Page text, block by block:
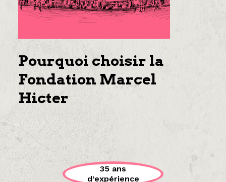
Pourquoi choisir la
Fondation Marcel
Hicter
35 ans
d’expérience